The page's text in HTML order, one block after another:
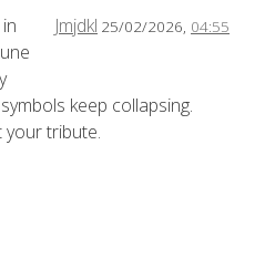
Jmjdkl 25/02/2026, 04:55
keep collapsing.
your tribute.